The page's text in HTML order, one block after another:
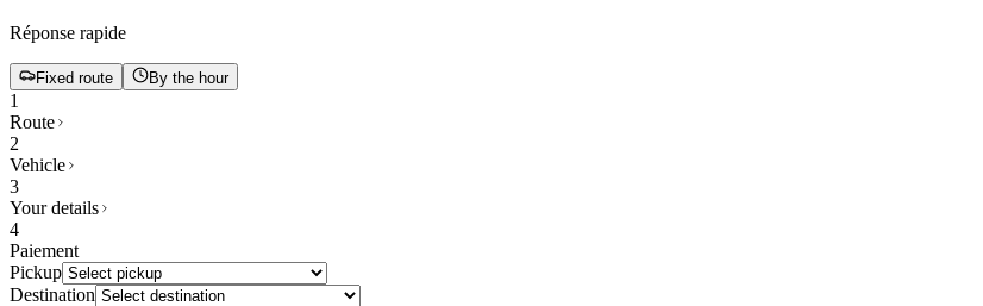
Réponse rapide
Fixed route By the hour
1
Route
2
Vehicle
3
Your details
4
Paiement
Pickup
Destination